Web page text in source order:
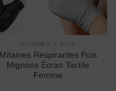
MITAINES À POIS
Mitaines Respirantes Pois
Mignons Écran Tactile
Femme